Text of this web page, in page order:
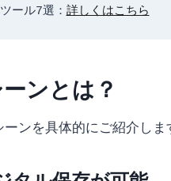
ール7選：詳しくはこちら
ンとは？
ンを具体的にご紹介しま